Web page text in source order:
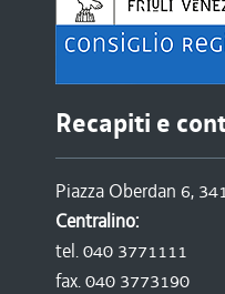
Recapiti e
Piazza Oberdan 6,
Centralino:
tel. 040 3771111
fax. 040 3773190